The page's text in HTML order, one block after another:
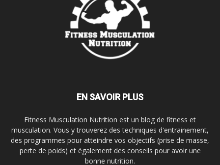
EN SAVOIR PLUS
Fitness Musculation Nutrition est un blog de fitness et
musculation. Vous y trouverez des techniques d'entrainement,
des programmes pour atteindre vos objectifs (prise de masse,
perte de poids) et également des conseils pour avoir une
bonne nutrition.